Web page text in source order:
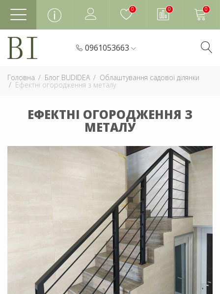
0 0 0
0961053663
Головна Блог BUDIDEA Облаштування садової ділянки
Ефектні огородження з металу
ЕФЕКТНІ ОГОРОДЖЕННЯ З
МЕТАЛУ